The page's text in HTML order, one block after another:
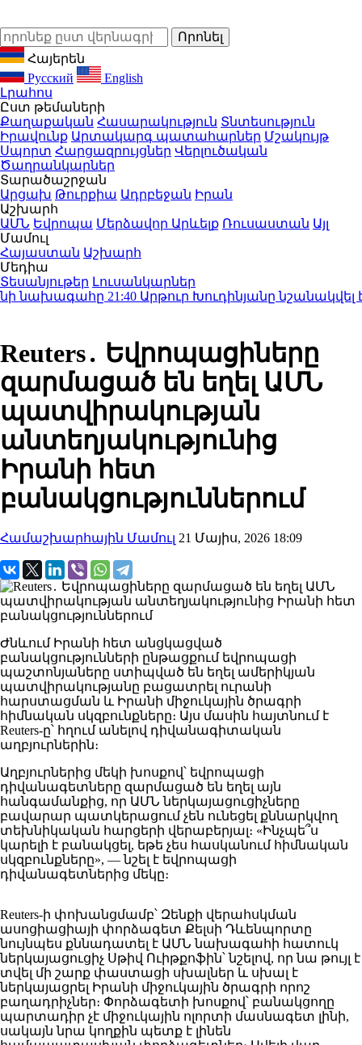
Հայերեն
Русский
English
Լրահոս
Ըստ թեմաների
Քաղաքական Հասարակություն Տնտեսություն
Իրավունք Արտակարգ պատահարներ Մշակույթ
Սպորտ Հարցազրույցներ Վերլուծական
Ծաղրանկարներ
Տարածաշրջան
Արցախ Թուրքիա Ադրբեջան Իրան
Աշխարհ
ԱՄՆ Եվրոպա Մերձավոր Արևելք Ռուսաստան Այլ
Մամուլ
Հայաստան Աշխարհ
Մեդիա
Տեսանյութեր Լուսանկարներ
նախագահը21:40Արթուր Խուդինյանը նշանակվել է
Reuters․ Եվրոպացիները
զարմացած են եղել ԱՄՆ
պատվիրակության
անտեղյակությունից
Իրանի հետ
բանակցություններում
Համաշխարհային Մամուլ 21 Մայիս, 2026 18:09
Ժնևում Իրանի հետ անցկացված
բանակցությունների ընթացքում եվրոպացի
պաշտոնյաները ստիպված են եղել ամերիկյան
պատվիրակությանը բացատրել ուրանի
հարստացման և Իրանի միջուկային ծրագրի
հիմնական սկզբունքները։ Այս մասին հայտնում է
Reuters-ը՝ հղում անելով դիվանագիտական
աղբյուրներին։
Աղբյուրներից մեկի խոսքով՝ եվրոպացի
դիվանագետները զարմացած են եղել այն
հանգամանքից, որ ԱՄՆ ներկայացուցիչները
բավարար պատկերացում չեն ունեցել քննարկվող
տեխնիկական հարցերի վերաբերյալ։ «Ինչպե՞ս
կարելի է բանակցել, եթե չես հասկանում հիմնական
սկզբունքները», — նշել է եվրոպացի
դիվանագետներից մեկը։
Reuters-ի փոխանցմամբ՝ Զենքի վերահսկման
ասոցիացիայի փորձագետ Քելսի Դևենպորտը
նույնպես քննադատել է ԱՄՆ նախագահի հատուկ
ներկայացուցիչ Սթիվ Ուիթքոֆին՝ նշելով, որ նա թույլ է
տվել մի շարք փաստացի սխալներ և սխալ է
ներկայացրել Իրանի միջուկային ծրագրի որոշ
բաղադրիչներ։ Փորձագետի խոսքով՝ բանակցողը
պարտադիր չէ միջուկային ոլորտի մասնագետ լինի,
սակայն նրա կողքին պետք է լինեն